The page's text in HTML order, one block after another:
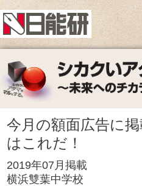
今月の額面広告に
はこれだ！
2019年07月掲載
横浜雙葉中学校